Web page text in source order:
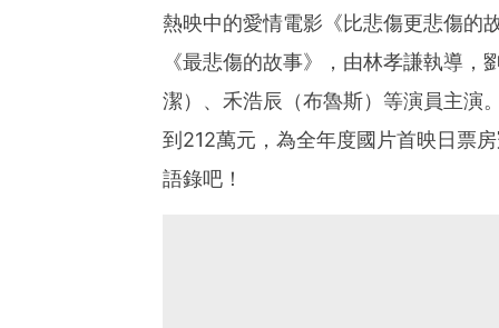
熱映中的愛情電影《比悲傷更悲傷的
《最悲傷的故事》，由林孝謙執導
潔）、禾浩辰（布魯斯）等演員主演
到212萬元，為全年度國片首映日票
語錄吧！